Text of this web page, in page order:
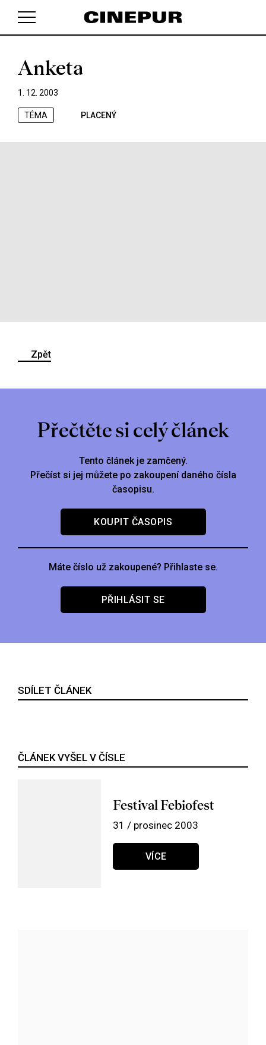
Anketa
1. 12. 2003
TÉMA PLACENÝ
Zpět
Přečtěte si celý článek
Tento článek je zamčený.
Přečíst si jej můžete po zakoupení daného čísla
časopisu.
KOUPIT ČASOPIS
Máte číslo už zakoupené? Přihlaste se.
PŘIHLÁSIT SE
SDÍLET ČLÁNEK
ČLÁNEK VYŠEL V ČÍSLE
Festival Febiofest
31 / prosinec 2003
VÍCE